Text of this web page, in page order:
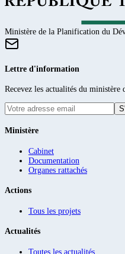
Ministère de la Planification du
Lettre d'information
Recevez les actualités du ministère
Ministère
Cabinet
Documentation
Organes rattachés
Actions
Tous les projets
Actualités
Toutes les actualités